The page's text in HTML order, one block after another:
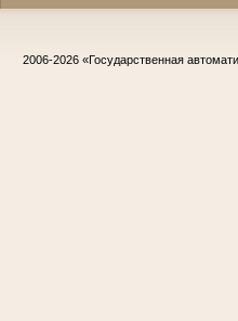
2006-2026 «Государственная